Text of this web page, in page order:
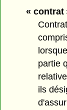
« contrat
partie
ils